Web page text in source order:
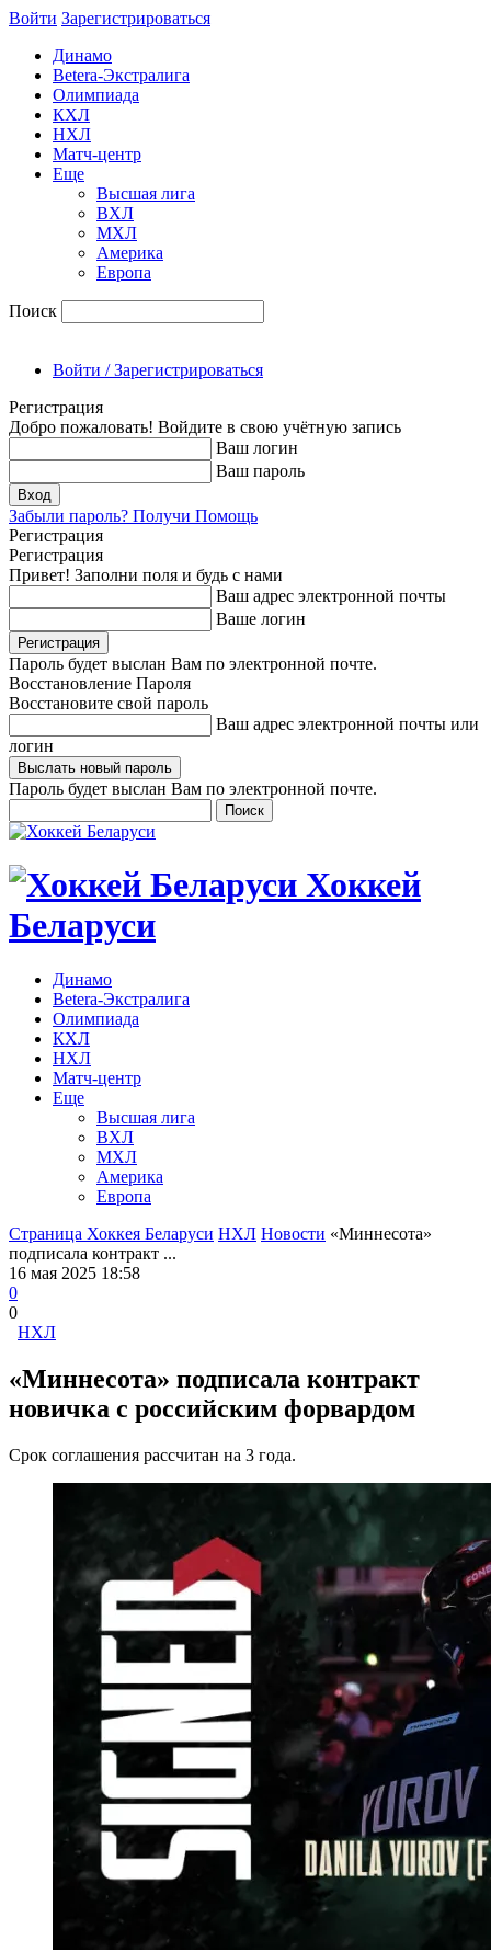
Войти Зарегиcтрироваться
Динамо
Betera-Экстралига
Олимпиада
КХЛ
НХЛ
Матч-центр
Еще
Высшая лига
ВХЛ
МХЛ
Америка
Европа
Поиск
Войти / Зарегистрироваться
Регистрация
Добро пожаловать! Войдите в свою учётную запись
Ваш логин
Ваш пароль
Забыли пароль? Получи Помощь
Регистрация
Регистрация
Привет! Заполни поля и будь с нами
Ваш адрес электронной почты
Ваше логин
Пароль будет выслан Вам по электронной почте.
Восстановление Пароля
Восстановите свой пароль
Ваш адрес электронной почты или
логин
Пароль будет выслан Вам по электронной почте.
Хоккей
Беларуси
Динамо
Betera-Экстралига
Олимпиада
КХЛ
НХЛ
Матч-центр
Еще
Высшая лига
ВХЛ
МХЛ
Америка
Европа
Страница Хоккея Беларуси НХЛ Новости «Миннесота»
подписала контракт ...
16 мая 2025 18:58
0
0
НХЛ
«Миннесота» подписала контракт
новичка с российским форвардом
Срок соглашения рассчитан на 3 года.